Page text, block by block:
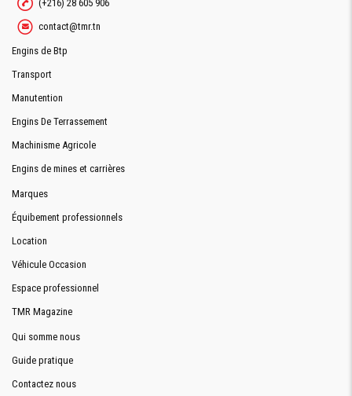
(+216) 28 605 906
contact@tmr.tn
Engins de Btp
Transport
Manutention
Engins De Terrassement
Machinisme Agricole
Engins de mines et carrières
Marques
Équibement professionnels
Location
Véhicule Occasion
Espace professionnel
TMR Magazine
Qui somme nous
Guide pratique
Contactez nous